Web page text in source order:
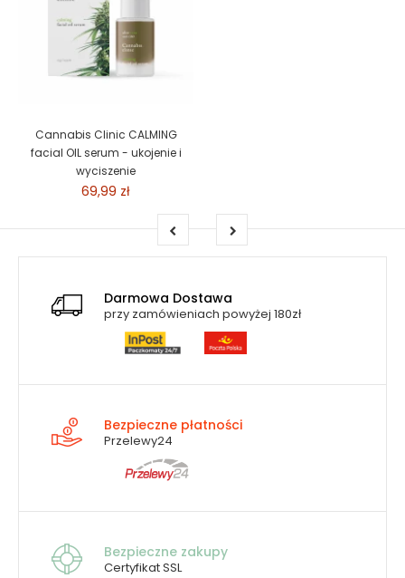
Cannabis Clinic CALMING
facial OIL serum - ukojenie i
wyciszenie
69,99 zł
Darmowa Dostawa
przy zamówieniach powyżej 180zł
Bezpieczne płatności
Przelewy24
Bezpieczne zakupy
Certyfikat SSL